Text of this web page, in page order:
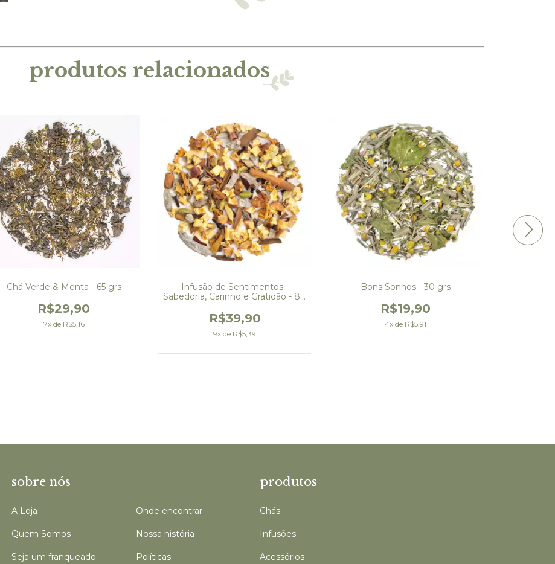
produtos relacionados
Chá Verde & Menta - 65 grs
R$29,90
7x de R$5,16
Infusão de Sentimentos -
Sabedoria, Carinho e Gratidão - 80
R$39,90
9x de R$5,39
Bons Sonhos - 30 grs
R$19,90
4x de R$5,91
sobre nós
A Loja
Quem Somos
Seja um franqueado
Onde encontrar
Nossa história
Políticas
produtos
Chás
Infusões
Acessórios